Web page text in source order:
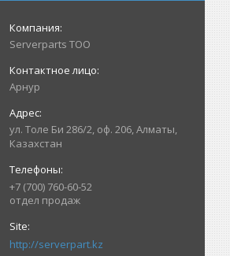
Serverparts ТОО
Арнур
ул. Толе Би 286/2, оф. 206, Алматы,
Казахстан
+7 (700) 760-60-52
отдел продаж
http://serverpart.kz